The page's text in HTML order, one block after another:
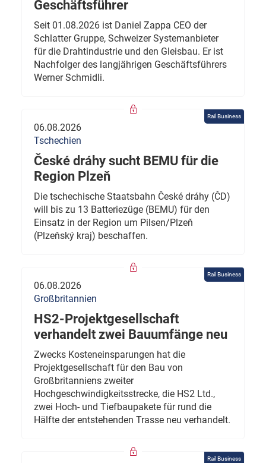
Geschäftsführer
Seit 01.08.2026 ist Daniel Zappa CEO der
Schlatter Gruppe, Schweizer Systemanbieter
für die Drahtindustrie und den Gleisbau. Er ist
Nachfolger des langjährigen Geschäftsführers
Werner Schmidli.
Rail Business
06.08.2026
Tschechien
České dráhy sucht BEMU für die
Region Plzeň
Die tschechische Staatsbahn České dráhy (ČD)
will bis zu 13 Batteriezüge (BEMU) für den
Einsatz in der Region um Pilsen/Plzeň
(Plzeňský kraj) beschaffen.
Rail Business
06.08.2026
Großbritannien
HS2-Projektgesellschaft
verhandelt zwei Bauumfänge neu
Zwecks Kosteneinsparungen hat die
Projektgesellschaft für den Bau von
Großbritanniens zweiter
Hochgeschwindigkeitsstrecke, die HS2 Ltd.,
zwei Hoch- und Tiefbaupakete für rund die
Hälfte der entstehenden Trasse neu verhandelt.
Rail Business